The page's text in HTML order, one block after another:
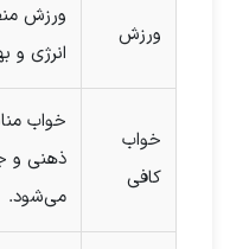
ورزش
ورزش
انرژی
خواب
کافی
خواب
ذهنی و
می‌شود.